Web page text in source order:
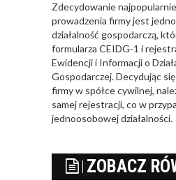
Zdecydowanie
prowadzenia firmy jest
działalność gospodarczą,
formularza CEIDG-1 i
Ewidencji i Informacji o
Gospodarczej. Decydując
firmy w spółce cywilnej,
samej rejestracji, co w
jednoosobowej działalności.
ZOBACZ